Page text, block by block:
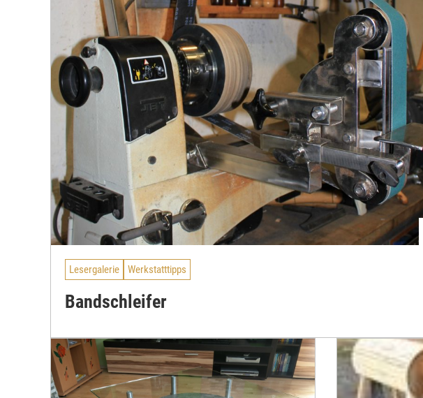
Lesergalerie Werkstatttipps
Bandschleifer